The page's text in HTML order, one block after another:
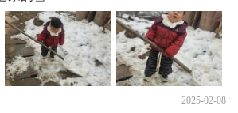
2025-02-08